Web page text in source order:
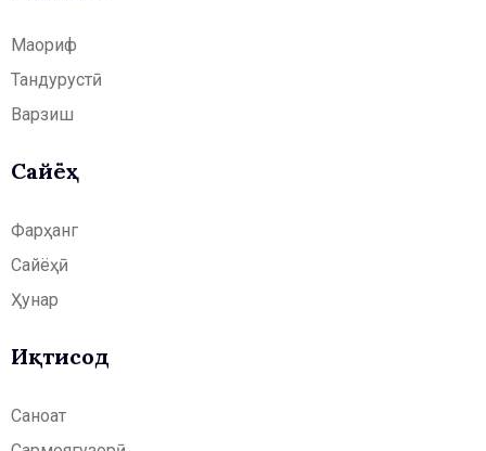
Маориф
Тандурустӣ
Варзиш
Сайёҳӣ
Фарҳанг
Сайёҳӣ
Ҳунар
Иқтисод
Саноат